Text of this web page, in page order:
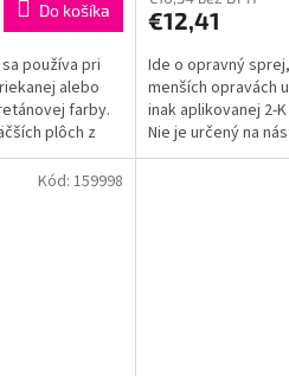
Do košíka
používa pri
alebo
farby.
plôch z
€12,41
Ide o opravný
menších opravách
inak aplikovanej 2-
Nie je určený na
dôvodu...
Kód: 159998